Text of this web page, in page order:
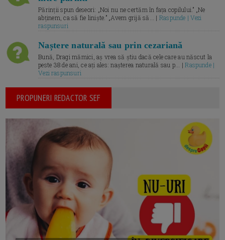
Părinții spun deseori: „Noi nu ne certăm în fața copilului.” „Ne
abținem, ca să fie liniște.” „Avem grijă să... | Raspunde | Vezi
raspunsuri
Naștere naturală sau prin cezariană
Bună, Dragi mămici, aș vrea să știu dacă cele care au născut la
peste 38 de ani, ce ați ales: nașterea naturală sau p... |Raspunde |
Vezi raspunsuri
PROPUNERI REDACTOR SEF